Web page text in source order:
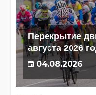
Перекрытие
августа 2026
04.08.2026